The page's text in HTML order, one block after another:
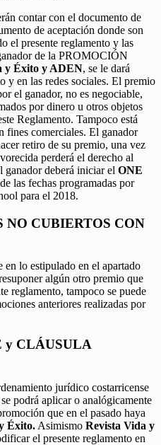
contar con el documento de
de aceptación donde son
el presente reglamento y las
de la PROMOCIÓN
y Éxito y ADEN, se le dará
en las redes sociales. El premio
el ganador, no es negociable,
por dinero u otros objetos
Reglamento. Tampoco está
fines comerciales. El ganador
retiro de su premio, una vez
perderá el derecho al
deberá iniciar el ONE
las fechas programadas por
para el 2018.
NO CUBIERTOS CON
en lo estipulado en el apartado
algún otro premio que
reglamento, tampoco se puede
anteriores realizadas por
y CLÁUSULA
jurídico costarricense
podrá aplicar o analógicamente
que en el pasado haya
Éxito. Asimismo Revista Vida y
el presente reglamento en